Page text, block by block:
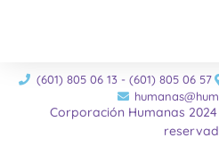
(601) 805 06 13 - (601) 805 06 57
Corporación Humanas